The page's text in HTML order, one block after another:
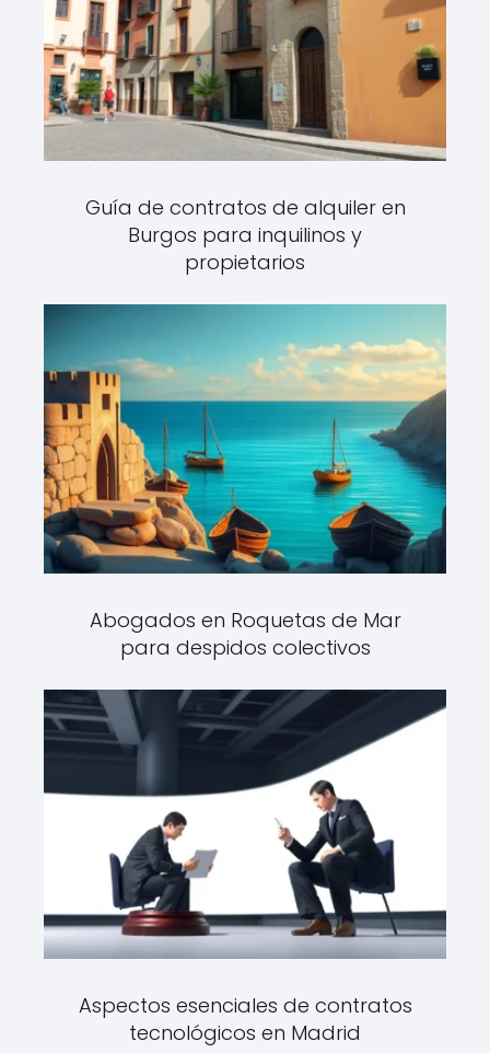
Guía de contratos de alquiler en
Burgos para inquilinos y
propietarios
Abogados en Roquetas de Mar
para despidos colectivos
Aspectos esenciales de contratos
tecnológicos en Madrid